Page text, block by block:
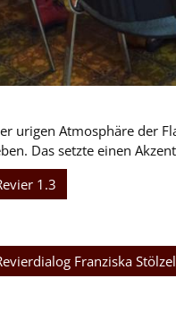
urigen Atmosphäre der
Das setzte einen
1.3
Franziska Stölzel